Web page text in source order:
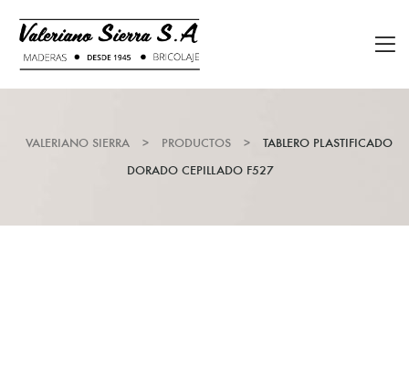
VALERIANO SIERRA > PRODUCTOS >
TABLERO PLASTIFICADO
DORADO CEPILLADO F527